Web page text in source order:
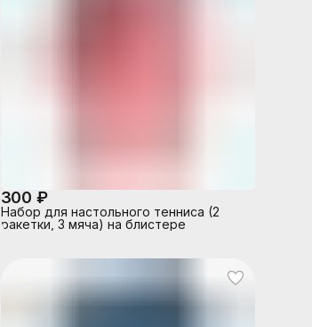
300 ₽
Набор для настольного тенниса (2
ракетки, 3 мяча) на блистере